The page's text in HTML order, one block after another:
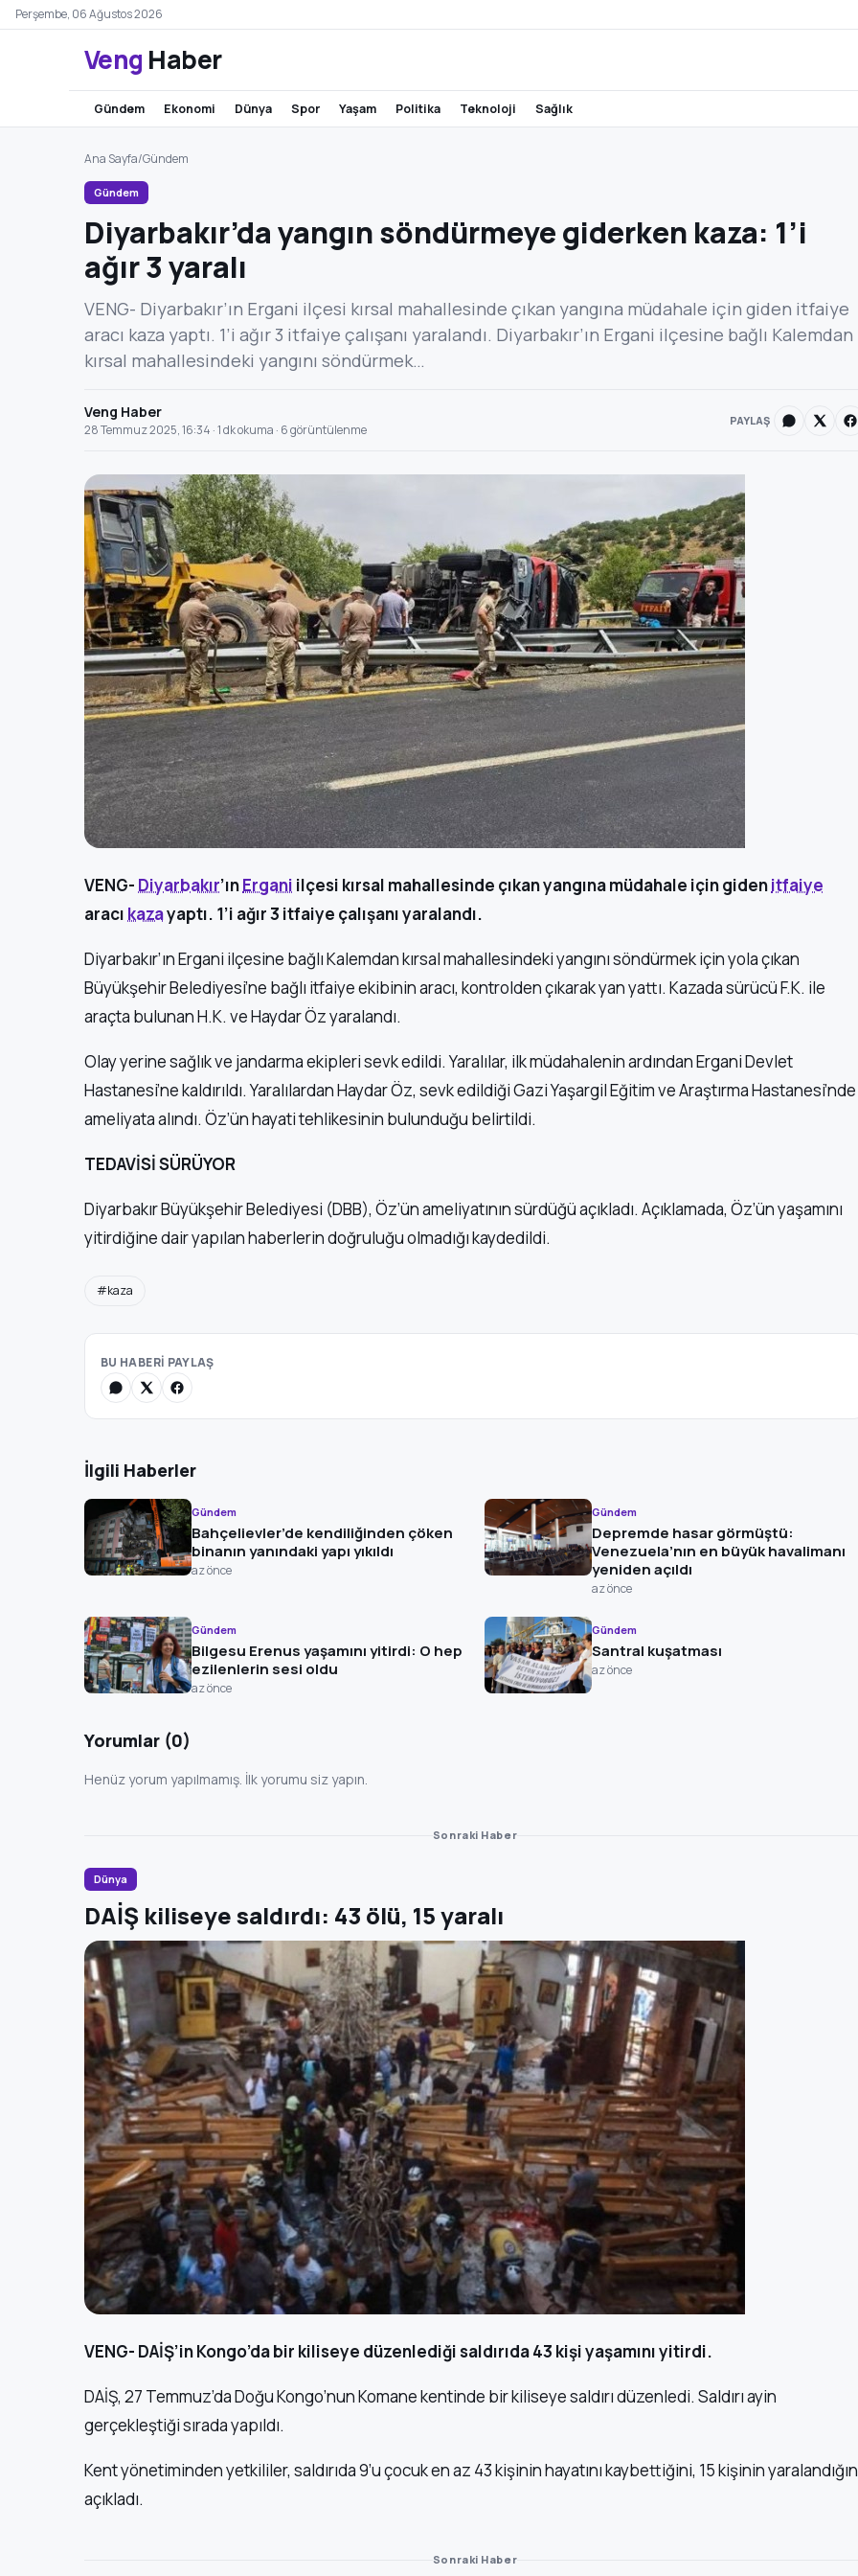
Perşembe, 06 Ağustos 2026
Veng Haber
gündem ekonomi dünya spor yaşam politika teknoloji sağlık
Ana Sayfa/Gündem
Gündem
Diyarbakır’da yangın söndürmeye giderken kaza: 1’i
ağır 3 yaralı
VENG- Diyarbakır’ın Ergani ilçesi kırsal mahallesinde çıkan yangına müdahale için giden itfaiye
aracı kaza yaptı. 1’i ağır 3 itfaiye çalışanı yaralandı. Diyarbakır’ın Ergani ilçesine bağlı Kalemdan
kırsal mahallesindeki yangını söndürmek…
Veng Haber
28 Temmuz 2025, 16:34 · 1 dk okuma · 6 görüntülenme
PAYLAŞ
VENG- Diyarbakır’ınErgani ilçesi kırsal mahallesinde çıkan yangına müdahale için gidenitfaiye
aracı kazayaptı. 1’i ağır 3 itfaiye çalışanı yaralandı.
Diyarbakır’ın Ergani ilçesine bağlı Kalemdan kırsal mahallesindeki yangını söndürmek için yola çıkan
Büyükşehir Belediyesi’ne bağlı itfaiye ekibinin aracı, kontrolden çıkarak yan yattı. Kazada sürücü F.K. ile
araçta bulunan H.K. ve Haydar Öz yaralandı.
Olay yerine sağlık ve jandarma ekipleri sevk edildi. Yaralılar, ilk müdahalenin ardından Ergani Devlet
Hastanesi’ne kaldırıldı. Yaralılardan Haydar Öz, sevk edildiği Gazi Yaşargil Eğitim ve Araştırma Hastanesi’nde
ameliyata alındı. Öz’ün hayati tehlikesinin bulunduğu belirtildi.
TEDAVİSİ SÜRÜYOR
Diyarbakır Büyükşehir Belediyesi (DBB), Öz’ün ameliyatının sürdüğü açıkladı. Açıklamada, Öz’ün yaşamını
yitirdiğine dair yapılan haberlerin doğruluğu olmadığı kaydedildi.
#kaza
BU HABERİ PAYLAŞ
İlgili Haberler
Gündem
Bahçelievler’de kendiliğinden çöken
binanın yanındaki yapı yıkıldı
az önce
Gündem
Depremde hasar görmüştü:
Venezuela’nın en büyük havalimanı
yeniden açıldı
az önce
Gündem
Bilgesu Erenus yaşamını yitirdi: O hep
ezilenlerin sesi oldu
az önce
Gündem
Santral kuşatması
az önce
Yorumlar (0)
Henüz yorum yapılmamış. İlk yorumu siz yapın.
Sonraki Haber
Dünya
DAİŞ kiliseye saldırdı: 43 ölü, 15 yaralı
VENG- DAİŞ’in Kongo’da bir kiliseye düzenlediği saldırıda 43 kişi yaşamını yitirdi.
DAİŞ, 27 Temmuz’da Doğu Kongo’nun Komane kentinde bir kiliseye saldırı düzenledi. Saldırı ayin
gerçekleştiği sırada yapıldı.
Kent yönetiminden yetkililer, saldırıda 9’u çocuk en az 43 kişinin hayatını kaybettiğini, 15 kişinin
açıkladı.
Sonraki Haber